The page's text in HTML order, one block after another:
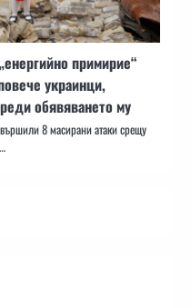
примирие“
украинци,
обявяването му
8 масирани атаки срещу